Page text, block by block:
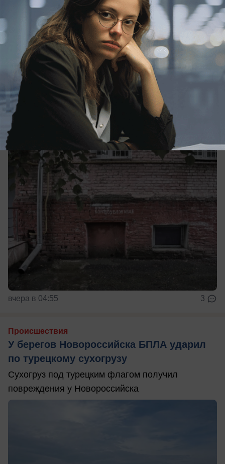
вчера в 08:50 0
Происшествия
Громкие звуки в небе разбудили жителей
Краснодара
Ночью громкие звуки раздались в небе над
Краснодаром
вчера в 04:55 3
Происшествия
У берегов Новороссийска БПЛА ударил
по турецкому сухогрузу
Сухогруз под турецким флагом получил
повреждения у Новороссийска